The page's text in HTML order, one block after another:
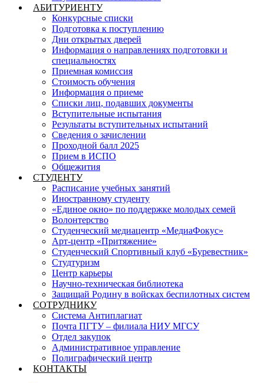
АБИТУРИЕНТУ
Конкурсные списки
Подготовка к поступлению
Дни открытых дверей
Информация о направлениях подготовки и
специальностях
Приемная комиссия
Стоимость обучения
Информация о приеме
Списки лиц, подавших документы
Вступительные испытания
Результаты вступительных испытаний
Сведения о зачислении
Проходной балл 2025
Прием в ИСПО
Общежития
СТУДЕНТУ
Расписание учебных занятий
Иностранному студенту
«Единое окно» по поддержке молодых семей
Волонтерство
Студенческий медиацентр «МедиаФокус»
Арт-центр «Притяжение»
Студенческий Спортивный клуб «Буревестник»
Студтуризм
Центр карьеры
Научно-техническая библиотека
Защищай Родину в войсках беспилотных систем
СОТРУДНИКУ
Система Антиплагиат
Почта ПГТУ – филиала НИУ МГСУ
Отдел закупок
Административное управление
Полиграфический центр
КОНТАКТЫ